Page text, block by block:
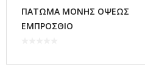
ΠΑΤΩΜΑ ΜΟΝΗΣ ΟΨΕΩΣ
ΕΜΠΡΟΣΘΙΟ